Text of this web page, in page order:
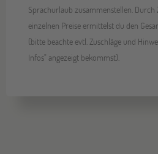
Sprachurlaub zusammenstellen.
einzelnen Preise ermittelst du den
(bitte beachte evtl. Zuschläge und
Infos" angezeigt bekommst).